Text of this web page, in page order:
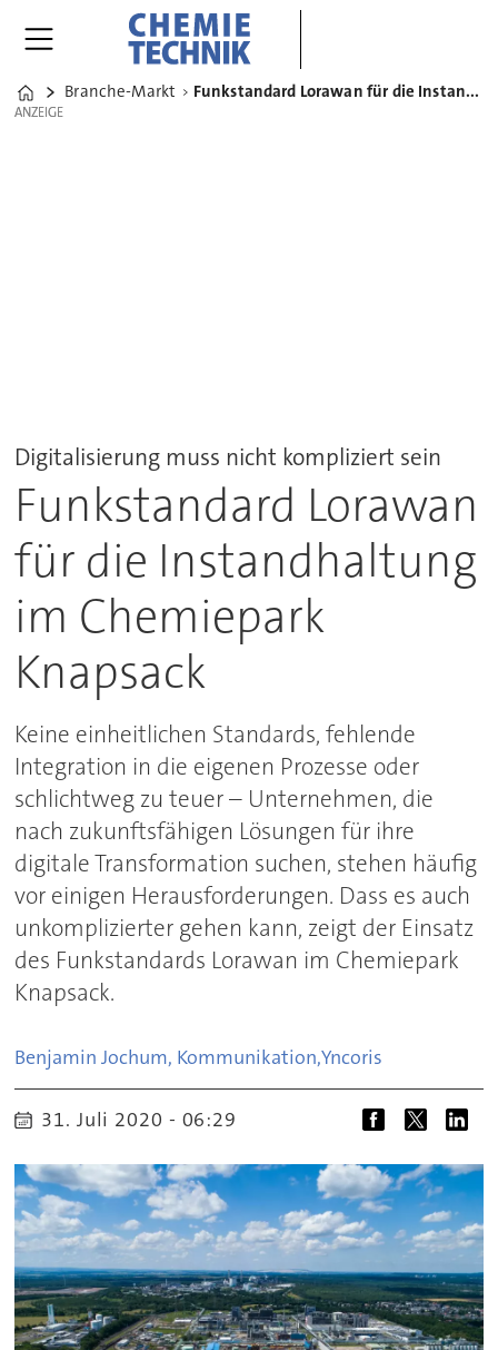
Home
Branche-Markt Funkstandard Lorawan für die Instandhaltung im Chemiepark Knapsack
ANZEIGE
ANZEIGE
Digitalisierung muss nicht kompliziert sein
Funkstandard Lorawan
für die Instandhaltung
im Chemiepark
Knapsack
Keine einheitlichen Standards, fehlende
Integration in die eigenen Prozesse oder
schlichtweg zu teuer – Unternehmen, die
nach zukunftsfähigen Lösungen für ihre
digitale Transformation suchen, stehen häufig
vor einigen Herausforderungen. Dass es auch
unkomplizierter gehen kann, zeigt der Einsatz
des Funkstandards Lorawan im Chemiepark
Knapsack.
Benjamin Jochum, Kommunikation,Yncoris
31. Juli 2020 - 06:29